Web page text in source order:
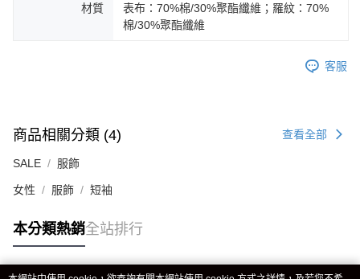
材質
表布：70%棉/30%聚酯纖維；羅紋：70%
棉/30%聚酯纖維
客服
商品相關分類 (4) 查看全部
SALE 服飾
女性 服飾 短袖
本分類熱銷全站排行